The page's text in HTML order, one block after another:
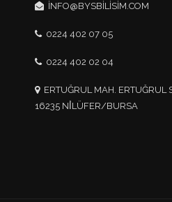
INFO@BYSBILISIM.COM
0224 402 07 05
0224 402 02 04
ERTUĞRUL MAH. ERTUĞRUL
16235 NİLÜFER/BURSA